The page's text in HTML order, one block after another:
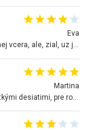
Eva
Hojdacka v Krpelanoch uz nie je, vysli sme si k nej vcera, ale, zial, uz je znicena. Ak sem planujete cestu len kvoli hojdacke, mozete si ju usetrit. Krasny vyhlad je tu vsak aj bez hojdacky :-)
Martina
Nádherné miesto ktoré odporúčam navštíviť všetkými desiatimi, pre rodiny s deťmi, dôchodcom... Proste a jednoducho ozaj rozprávkový les.. určite ešte prídeme. Odniesli sme si na pamiatku krásne tričká,